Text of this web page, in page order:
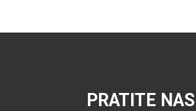
PRATITE NAS